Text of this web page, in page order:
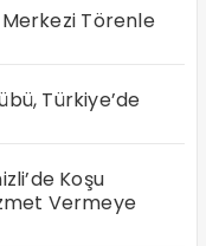
Törenle
Türkiye’de
Koşu
Vermeye